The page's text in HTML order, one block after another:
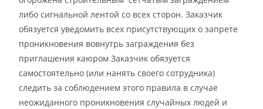
либо сигнальной лентой со всех сторон. Заказчик
обязуется уведомить всех присутствующих о запрете
проникновения вовнутрь заграждения без
приглашения каюром Заказчик обязуется
самостоятельно (или нанять своего сотрудника)
следить за соблюдением этого правила в случае
неожиданного проникновения случайных людей и